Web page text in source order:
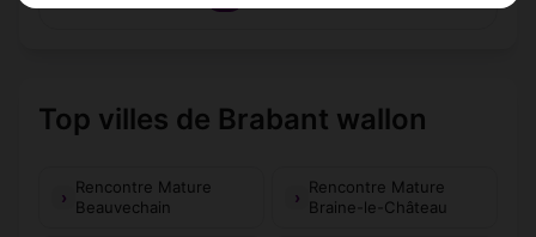
Top villes de Brabant wallon
Rencontre Mature
Beauvechain
Rencontre Mature
Braine-le-Château